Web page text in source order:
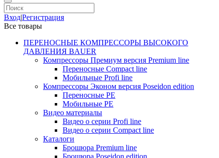
Вход|Регистрация
Все товары
ПЕРЕНОСНЫЕ КОМПРЕССОРЫ ВЫСОКОГО
ДАВЛЕНИЯ BAUER
Компрессоры Премиум версия Premium line
Переносные Compact line
Мобильные Profi line
Компрессоры Эконом версия Poseidon edition
Переносные PE
Мобильные PE
Видео материалы
Видео о серии Profi line
Видео о серии Compact line
Каталоги
Брошюра Premium line
Брошюра Poseidon edition